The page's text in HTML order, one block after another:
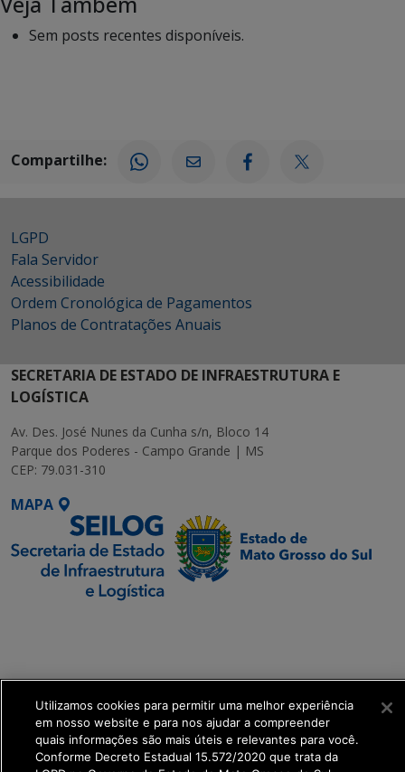
Sem posts recentes disponíveis.
Compartilhe:
LGPD
Fala Servidor
Acessibilidade
Ordem Cronológica de Pagamentos
Planos de Contratações Anuais
SECRETARIA DE ESTADO DE INFRAESTRUTURA E
LOGÍSTICA
Av. Des. José Nunes da Cunha s/n, Bloco 14
Parque dos Poderes - Campo Grande | MS
CEP: 79.031-310
MAPA
get_footer();
Utilizamos cookies para permitir uma melhor experiência
em nosso website e para nos ajudar a compreender
quais informações são mais úteis e relevantes para você.
Conforme Decreto Estadual 15.572/2020 que trata da